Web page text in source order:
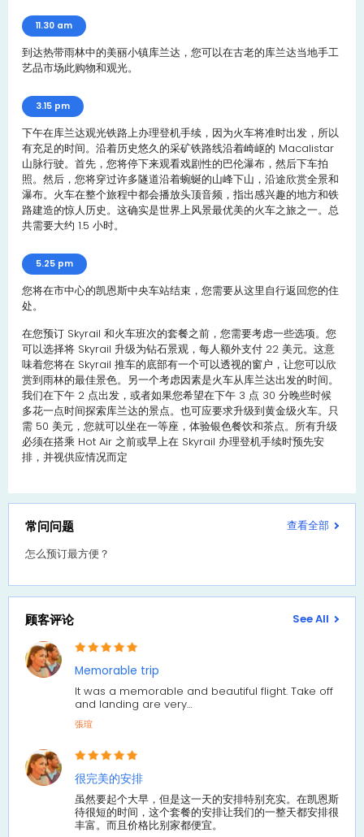
11.30 am
到达热带雨林中的美丽小镇库兰达，您可以在古老的库兰达当地手工
艺品市场此购物和观光。
3.15 pm
下午在库兰达观光铁路上办理登机手续，因为火车将准时出发，所以
有充足的时间。沿着历史悠久的采矿铁路线沿着崎岖的 Macalistar
山脉行驶。首先，您将停下来观看戏剧性的巴伦瀑布，然后下车拍
照。然后，您将穿过许多隧道沿着蜿蜒的山峰下山，沿途欣赏全景和
瀑布。火车在整个旅程中都会播放头顶音频，指出感兴趣的地方和铁
路建造的惊人历史。这确实是世界上风景最优美的火车之旅之一。总
共需要大约 1.5 小时。
5.25 pm
您将在市中心的凯恩斯中央车站结束，您需要从这里自行返回您的住
处。
在您预订 Skyrail 和火车班次的套餐之前，您需要考虑一些选项。您
可以选择将 Skyrail 升级为钻石景观，每人额外支付 22 美元。这意
味着您将在 Skyrail 推车的底部有一个可以透视的窗户，让您可以欣
赏到雨林的最佳景色。另一个考虑因素是火车从库兰达出发的时间。
我们在下午 2 点出发，或者如果您希望在下午 3 点 30 分晚些时候
多花一点时间探索库兰达的景点。也可应要求升级到黄金级火车。只
需 50 美元，您就可以坐在一等座，体验银色餐饮和茶点。所有升级
必须在搭乘 Hot Air 之前或早上在 Skyrail 办理登机手续时预先安
排，并视供应情况而定
常问问题
查看全部
怎么预订最方便？
顾客评论 See All
Memorable trip
It was a memorable and beautiful flight. Take off
and landing are very…
張瑄
很完美的安排
虽然要起个大早，但是这一天的安排特别充实。在凯恩斯
待很短的时间，这个套餐的安排让我们的一整天都安排很
丰富。而且价格比别家都便宜。